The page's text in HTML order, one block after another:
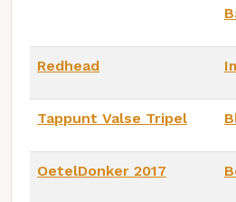
Redhead
Tappunt Valse Tripel
OetelDonker 2017